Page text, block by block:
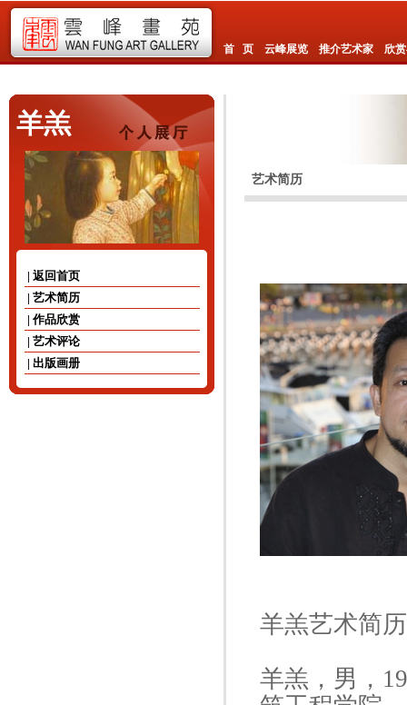
首 页 云峰展览 推介艺术家 欣
羊羔
| 返回首页
| 艺术简历
| 作品欣赏
| 艺术评论
| 出版画册
艺术简历
羊羔艺术简历
羊羔，男，